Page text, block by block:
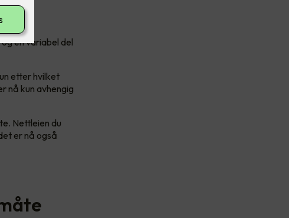
en variabel del
etter hvilket
nå kun avhengig
Nettleien du
er nå også